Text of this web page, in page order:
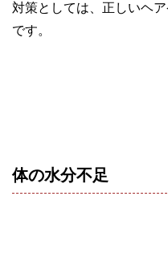
対策としては、正しいヘ
です。
体の水分不足